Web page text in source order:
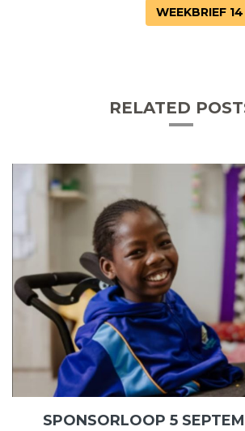
WEEKBRIEF
RELATED
SPONSORLOOP 5